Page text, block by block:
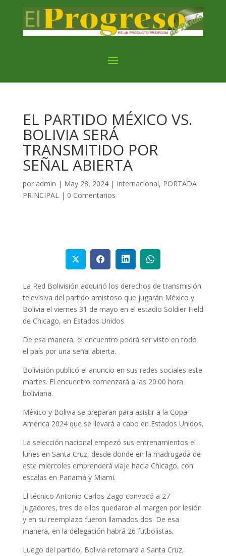
EL PARTIDO MÉXICO VS.
BOLIVIA SERÁ
TRANSMITIDO POR
SEÑAL ABIERTA
por admin | May 28, 2024| Internacional, PORTADA
PRINCIPAL| 0 Comentarios
La Red Bolivisión adquirió los derechos de transmisión
televisiva del partido amistoso que jugarán México y
Bolivia el viernes 31 de mayo en el estadio Soldier Field
de Chicago, en Estados Unidos.
De esa manera, el encuentro podrá ser visto en todo
el país por una señal abierta.
Bolivisión publicó el anuncio en sus redes sociales este
martes. El encuentro comenzará a las 20.00 hora
boliviana.
México y Bolivia se preparan para asistir a la Copa
América 2024 que se llevará a cabo en Estados Unidos.
La selección nacional empezó sus entrenamientos el
lunes en Santa Cruz, desde donde en la madrugada de
este miércoles emprenderá viaje hacia Chicago, con
escalas en Panamá y Miami.
El técnico Antonio Carlos Zago convocó a 27
jugadores, tres de ellos quedaron al margen por lesión
y en su reemplazo fueron llamados dos. De esa
manera, en la delegación habrá 26 futbolistas.
Luego del partido, Bolivia retornará a Santa Cruz,